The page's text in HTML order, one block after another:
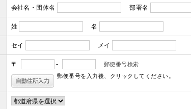
会社名・団体名 部署名
姓 名
セイ メイ
〒 -
郵便番号検索
郵便番号を入力後、クリックしてください。